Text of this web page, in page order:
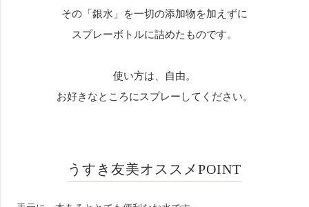
その「銀水」を一切の添加物を加えずに
スプレーボトルに詰めたものです。
使い方は、自由。
お好きなところにスプレーしてください。
うすき友美オススメPOINT